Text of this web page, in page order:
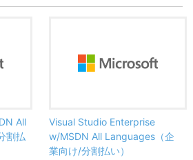
All
割払
Visual Studio Enterprise
w/MSDN All Languages（企
業向け/分割払い）